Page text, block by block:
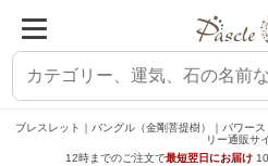
ブレスレット｜バングル（金剛菩提樹）｜パワー
リー通販サ
12時までのご注文で最短翌日にお届け